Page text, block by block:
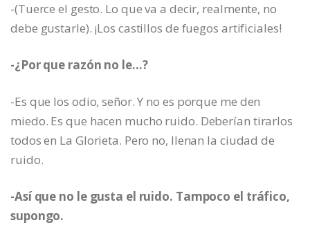
-(Tuerce el gesto. Lo que va a decir, realmente, no
debe gustarle). ¡Los castillos de fuegos artificiales!
-¿Por que razón no le…?
-Es que los odio, señor. Y no es porque me den
miedo. Es que hacen mucho ruido. Deberían tirarlos
todos en La Glorieta. Pero no, llenan la ciudad de
ruido.
-Así que no le gusta el ruido. Tampoco el tráfico,
supongo.